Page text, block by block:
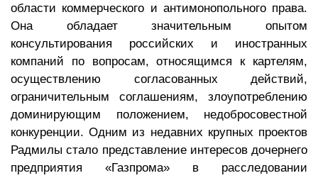
области коммерческого и антимонопольного права.
Она обладает значительным опытом
консультирования российских и иностранных
компаний по вопросам, относящимся к картелям,
осуществлению согласованных действий,
ограничительным соглашениям, злоупотреблению
доминирующим положением, недобросовестной
конкуренции. Одним из недавних крупных проектов
Радмилы стало представление интересов дочернего
предприятия «Газпрома» в расследовании